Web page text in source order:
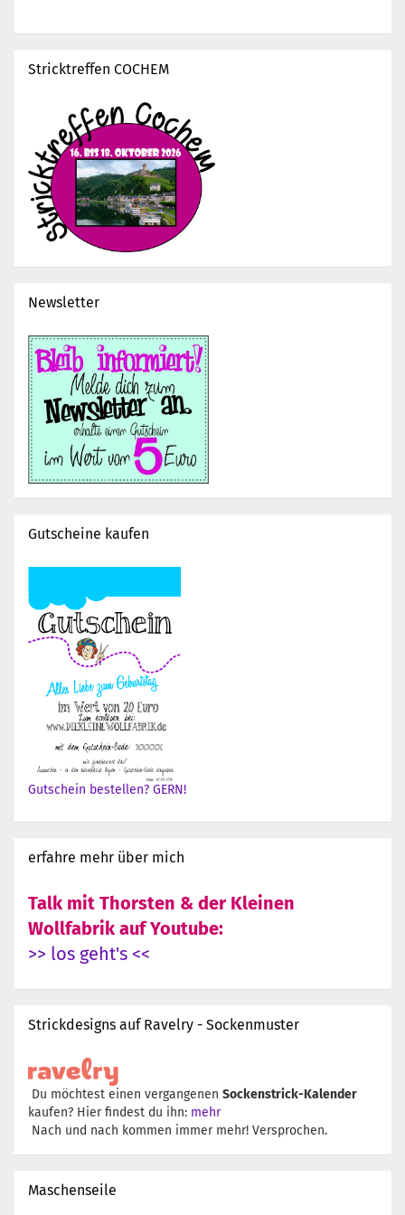
Stricktreffen COCHEM
Newsletter
Gutscheine kaufen
Gutschein bestellen? GERN!
erfahre mehr über mich
Talk mit Thorsten & der Kleinen
Wollfabrik auf Youtube:
>> los geht's <<
Strickdesigns auf Ravelry - Sockenmuster
Du möchtest einen vergangenen Sockenstrick-Kalender
kaufen? Hier findest du ihn: mehr
Nach und nach kommen immer mehr! Versprochen.
Maschenseile